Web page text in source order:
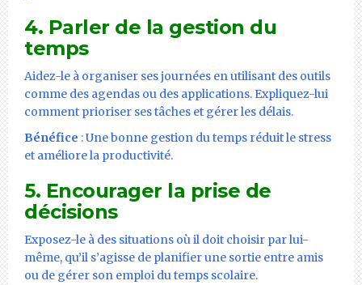
4. Parler de la gestion du
temps
Aidez-le à organiser ses journées en utilisant des outils
comme des agendas ou des applications. Expliquez-lui
comment prioriser ses tâches et gérer les délais.
Bénéfice : Une bonne gestion du temps réduit le stress
et améliore la productivité.
5. Encourager la prise de
décisions
Exposez-le à des situations où il doit choisir par lui-
même, qu’il s’agisse de planifier une sortie entre amis
ou de gérer son emploi du temps scolaire.